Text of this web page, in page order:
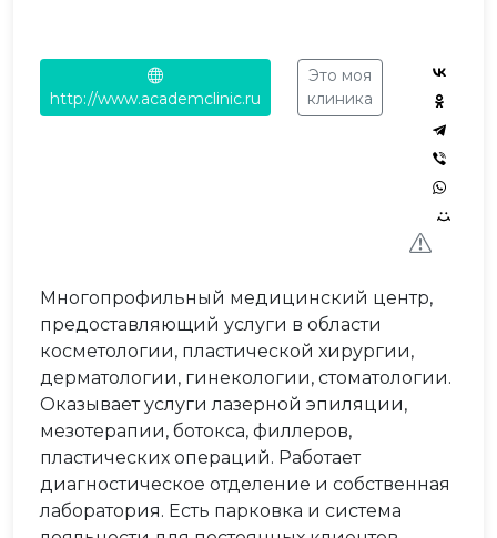
http://www.academclinic.ru
Это моя
клиника
Многопрофильный медицинский центр,
предоставляющий услуги в области
косметологии, пластической хирургии,
дерматологии, гинекологии, стоматологии.
Оказывает услуги лазерной эпиляции,
мезотерапии, ботокса, филлеров,
пластических операций. Работает
диагностическое отделение и собственная
лаборатория. Есть парковка и система